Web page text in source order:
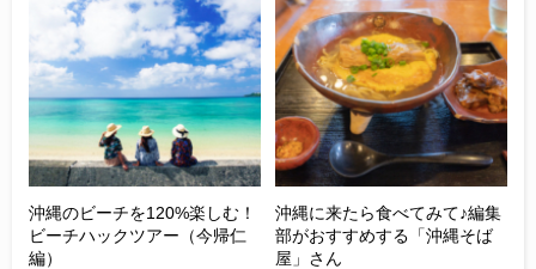
沖縄のビーチを120%楽しむ！
ビーチハックツアー（今帰仁
編）
沖縄に来たら食べてみて♪編集
部がおすすめする「沖縄そば
屋」さん